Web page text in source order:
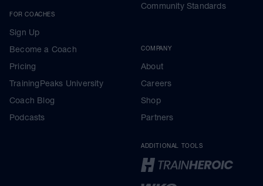
FOR COACHES
Sign Up
Become a Coach
Pricing
TrainingPeaks University
Coach Blog
Podcasts
Community Standards
COMPANY
About
Careers
Shop
Partners
ADDITIONAL TOOLS